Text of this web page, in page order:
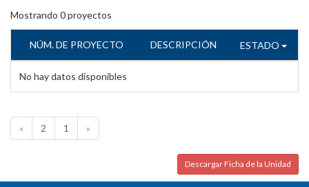
Mostrando 0proyectos
NÚM. DE PROYECTO DESCRIPCIÓN ESTADO
No hay datos disponibles
« 2 1 »
Descargar Ficha de la Unidad